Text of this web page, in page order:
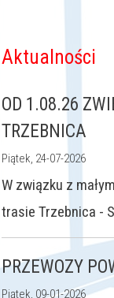
Aktualności
OD 1.08.26
TRZEBNICA
Piątek, 24-07-2026
W związku z
trasie Trzebnica -
PRZEWOZY
Piątek, 09-01-2026